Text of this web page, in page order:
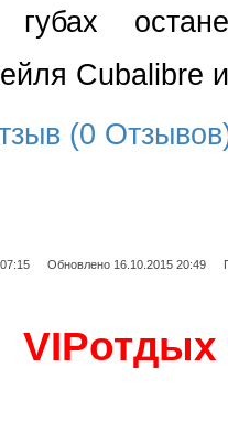
Cubalibre
(0
Обновлено 16.10.2015 20:49
VIPотдых